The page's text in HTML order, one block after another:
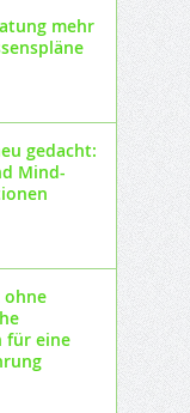
mehr
gedacht:
Mind-
ohne
für eine